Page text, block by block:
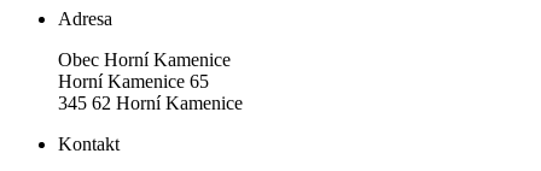
Adresa
Obec Horní Kamenice
Horní Kamenice 65
345 62 Horní Kamenice
Kontakt